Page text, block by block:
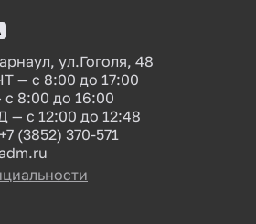
ул.Гоголя, 48
— с 8:00 до 17:00
8:00 до 16:00
— с 12:00 до 12:48
+7 (3852) 370-571